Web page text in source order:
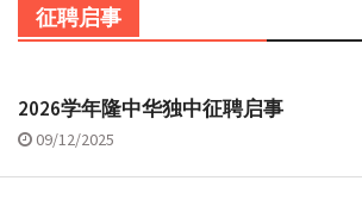
征聘启事
2026学年隆中华独中征聘启事
09/12/2025